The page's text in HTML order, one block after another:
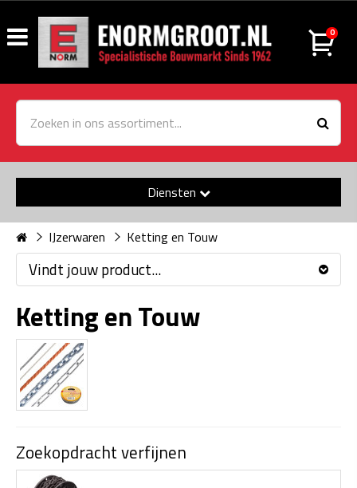
0
Diensten
IJzerwaren Ketting en Touw
Vindt jouw product...
Ketting en Touw
Zoekopdracht verfijnen